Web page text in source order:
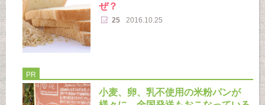
ぜ？
25 2016.10.25
PR
小麦、卵、乳不使用の米粉パンが